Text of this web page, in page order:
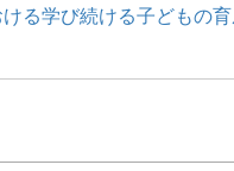
る学び続ける子どもの